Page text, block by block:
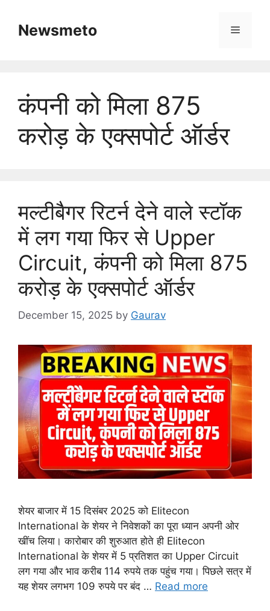
contentNewsmeto Menu
कंपनी को मिला 875
करोड़ के एक्सपोर्ट ऑर्डर
मल्टीबैगर रिटर्न देने वाले स्टॉक
में लग गया फिर से Upper
Circuit, कंपनी को मिला 875
करोड़ के एक्सपोर्ट ऑर्डर
December 15, 2025 by Gaurav
शेयर बाजार में 15 दिसंबर 2025 को Elitecon
International के शेयर ने निवेशकों का पूरा ध्यान अपनी ओर
खींच लिया। कारोबार की शुरुआत होते ही Elitecon
International के शेयर में 5 प्रतिशत का Upper Circuit
लग गया और भाव करीब 114 रुपये तक पहुंच गया। पिछले सत्र में
यह शेयर लगभग 109 रुपये पर बंद … Read more